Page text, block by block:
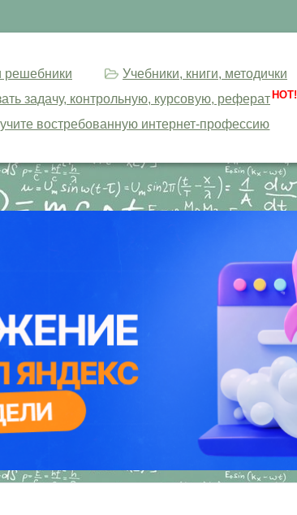
решебники
Учебники, книги, методички
задачу, контрольную, курсовую, реферат HOT!
востребованную интернет-профессию